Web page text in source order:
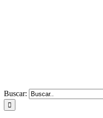
Buscar: